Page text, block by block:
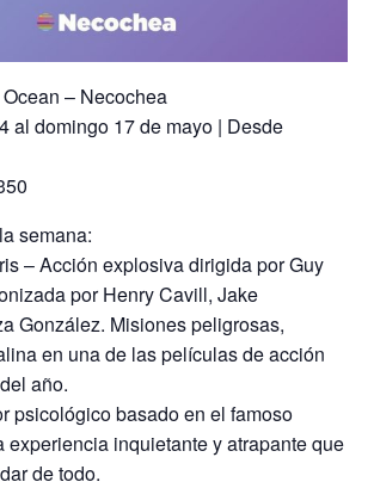
– Necochea
al domingo 17 de mayo | Desde
semana:
– Acción explosiva dirigida por Guy
por Henry Cavill, Jake
González. Misiones peligrosas,
en una de las películas de acción
año.
psicológico basado en el famoso
experiencia inquietante y atrapante que
de todo.